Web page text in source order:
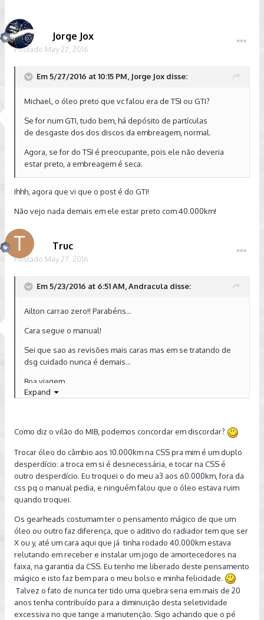
Jorge Jox
Postado May 27, 2016
Em 5/27/2016 at 10:15 PM, Jorge Jox disse:
Michael, o óleo preto que vc falou era de TSI ou GTI?
Se for num GTI, tudo bem, há depósito de partículas
de desgaste dos dos discos da embreagem, normal.
Agora, se for do TSI é preocupante, pois ele não deveria
estar preto, a embreagem é seca.
Ihhh, agora que vi que o post é do GTI!
Não vejo nada demais em ele estar preto com 40.000km!
Truc
Postado May 27, 2016
Em 5/23/2016 at 6:51 AM, Andracula disse:
Ailton carrao zero!! Parabéns...
Cara segue o manual!
Sei que sao as revisões mais caras mas em se tratando de
dsg cuidado nunca é demais...
Boa viagem
Abraco a todos...
Expand
Como diz o vilão do MIB, podemos concordar em discordar?
Trocar óleo do câmbio aos 10.000km na CSS pra mim é um duplo
desperdício: a troca em si é desnecessária, e tocar na CSS é
outro desperdício. Eu troquei o do meu a3 aos 60.000km, fora da
css pq o manual pedia, e ninguém falou que o óleo estava ruim
quando troquei.
Os gearheads costumam ter o pensamento mágico de que um
óleo ou outro faz diferença, que o aditivo do radiador tem que ser
X ou y, até um cara aqui que já tinha rodado 40.000km estava
relutando em receber e instalar um jogo de amortecedores na
faixa, na garantia da CSS. Eu tenho me liberado deste pensamento
mágico e isto faz bem para o meu bolso e minha felicidade.
Talvez o fato de nunca ter tido uma quebra seria em mais de 20
anos tenha contribuído para a diminuição desta seletividade
excessiva no que tange a manutenção. Sigo achando que o pé